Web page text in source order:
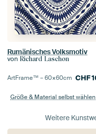
Rumänisches Volksmotiv
von Richard Laschon
ArtFrame™ –60×60cm CHF
Größe & Material selbst wählen
Weitere